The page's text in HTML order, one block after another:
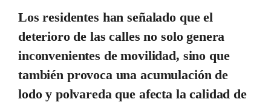
Los residentes han señalado que el
deterioro de las calles no solo genera
inconvenientes de movilidad, sino que
también provoca una acumulación de
lodo y polvareda que afecta la calidad de